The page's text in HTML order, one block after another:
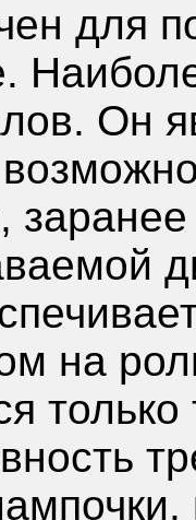
для
Он
на
только